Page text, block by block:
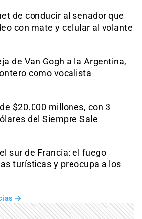
de conducir al senador que
con mate y celular al volante
de Van Gogh a la Argentina,
como vocalista
$20.000 millones, con 3
del Siempre Sale
sur de Francia: el fuego
turísticas y preocupa a los